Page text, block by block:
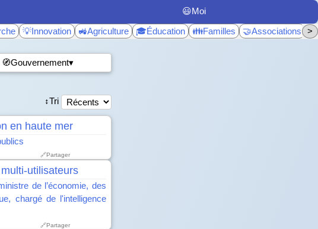
😃Moi
💡Innovation 🚜Agriculture 🎓Éducation 👪Familles 🤝Associations >
🧭Gouvernement▾
↕️Tri
en haute mer
🔗Partager
utilisateurs
de l’économie, des
chargé de l'intelligence
🔗Partager